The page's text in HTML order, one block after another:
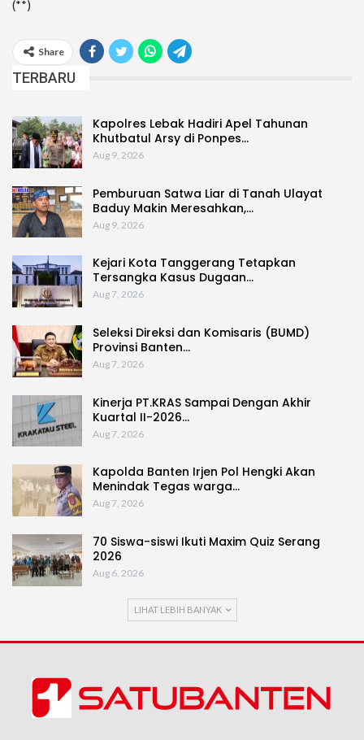
(**)
Share
TERBARU
Kapolres Lebak Hadiri Apel Tahunan
Khutbatul Arsy di Ponpes…
Aug 9, 2026
Pemburuan Satwa Liar di Tanah Ulayat
Baduy Makin Meresahkan,…
Aug 9, 2026
Kejari Kota Tanggerang Tetapkan
Tersangka Kasus Dugaan…
Aug 7, 2026
Seleksi Direksi dan Komisaris (BUMD)
Provinsi Banten…
Aug 7, 2026
Kinerja PT.KRAS Sampai Dengan Akhir
Kuartal II-2026…
Aug 7, 2026
Kapolda Banten Irjen Pol Hengki Akan
Menindak Tegas warga…
Aug 7, 2026
70 Siswa-siswi Ikuti Maxim Quiz Serang
2026
Aug 6, 2026
LIHAT LEBIH BANYAK